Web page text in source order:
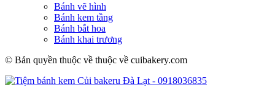
Bánh vẽ hình
Bánh kem tầng
Bánh bắt hoa
Bánh khai trương
© Bản quyền thuộc về thuộc về cuibakery.com